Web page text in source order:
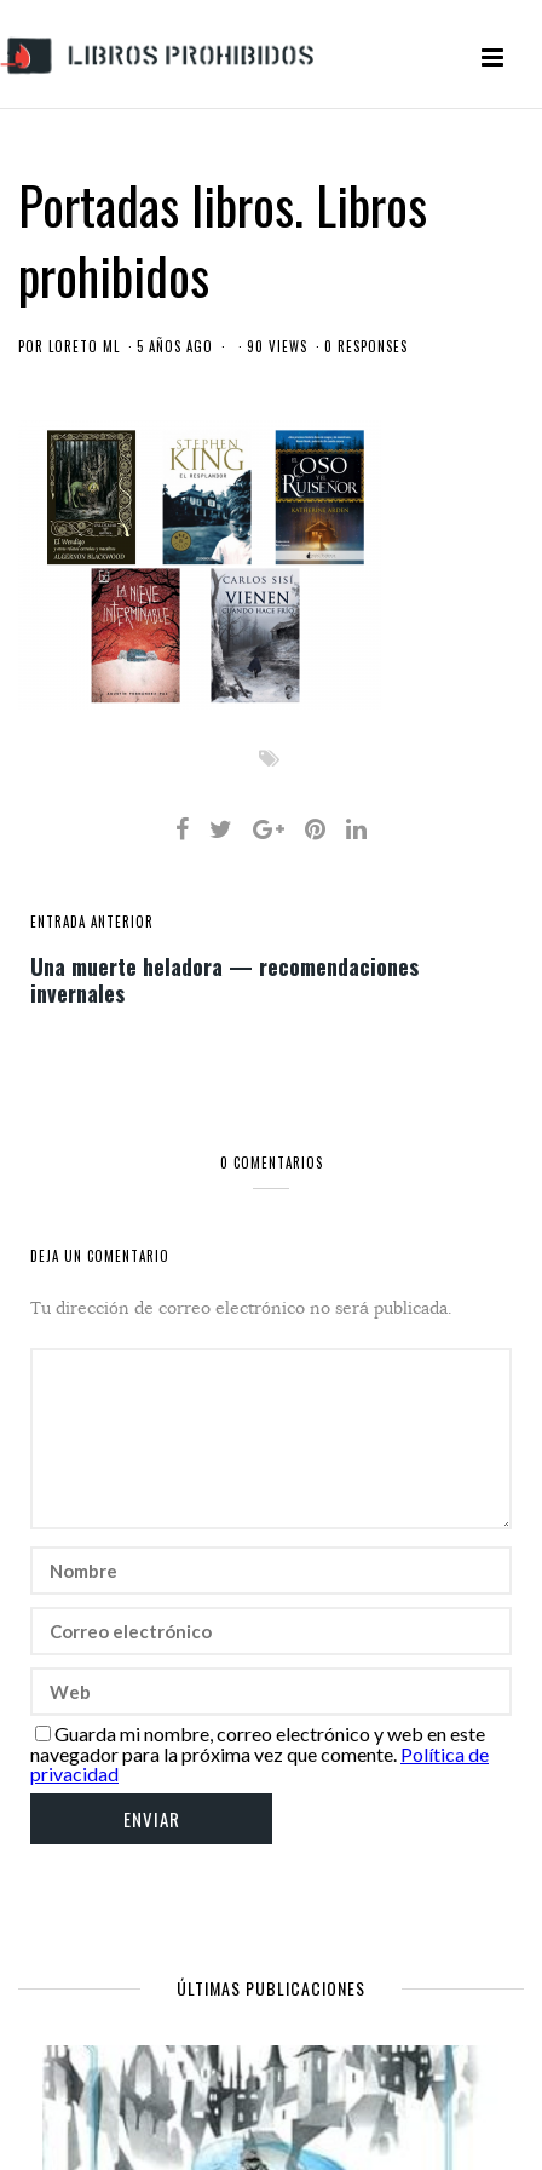
Portadas libros. Libros
prohibidos
POR LORETO ML 5 AÑOS AGO 90 VIEWS 0 RESPONSES
ENTRADA ANTERIOR
Una muerte heladora — recomendaciones
invernales
0 COMENTARIOS
DEJA UN COMENTARIO
Tu dirección de correo electrónico no será publicada.
Guarda mi nombre, correo electrónico y web en este
navegador para la próxima vez que comente. Política de
privacidad
ÚLTIMAS PUBLICACIONES